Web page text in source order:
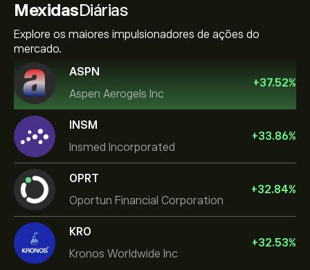
MexidasDiárias
Explore os maiores impulsionadores de ações do
mercado.
ASPN
Aspen Aerogels Inc
+37.52%
INSM
Insmed Incorporated
+33.86%
OPRT
Oportun Financial Corporation
+32.84%
KRO
Kronos Worldwide Inc
+32.53%